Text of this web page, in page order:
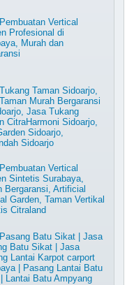
Vertical
Profesional di
Murah dan
Taman Sidoarjo,
Murah Bergaransi
Jasa Tukang
CitraHarmoni Sidoarjo,
Sidoarjo,
Sidoarjo
Vertical
Sintetis Surabaya,
Bergaransi, Artificial
Garden, Taman Vertikal
Citraland
Batu Sikat | Jasa
Batu Sikat | Jasa
Lantai Karpot carport
| Pasang Lantai Batu
Lantai Batu Ampyang